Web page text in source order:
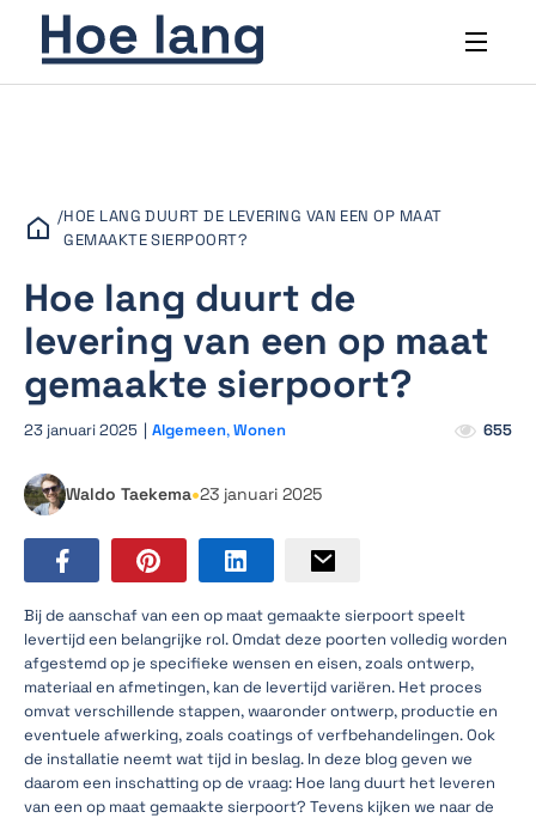
/HOE LANG DUURT DE LEVERING VAN EEN OP MAAT
GEMAAKTE SIERPOORT?
Hoe lang duurt de
levering van een op maat
gemaakte sierpoort?
23 januari 2025 | Algemeen,Wonen 655
Waldo Taekema•23 januari 2025
Bij de aanschaf van een op maat gemaakte sierpoort speelt
levertijd een belangrijke rol. Omdat deze poorten volledig worden
afgestemd op je specifieke wensen en eisen, zoals ontwerp,
materiaal en afmetingen, kan de levertijd variëren. Het proces
omvat verschillende stappen, waaronder ontwerp, productie en
eventuele afwerking, zoals coatings of verfbehandelingen. Ook
de installatie neemt wat tijd in beslag. In deze blog geven we
daarom een inschatting op de vraag: Hoe lang duurt het leveren
van een op maat gemaakte sierpoort? Tevens kijken we naar de